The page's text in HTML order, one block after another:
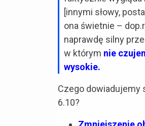
[innymi słowy,
ona świetnie –
naprawdę silny
w którym nie
wysokie.
Czego dowiadujemy
6.10?